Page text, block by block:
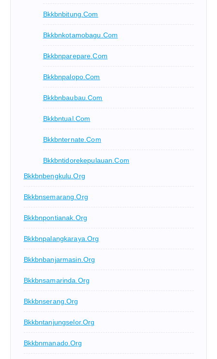
Bkkbnbitung.com
Bkkbnkotamobagu.com
Bkkbnparepare.com
Bkkbnpalopo.com
Bkkbnbaubau.com
Bkkbntual.com
Bkkbnternate.com
Bkkbntidorekepulauan.com
Bkkbnbengkulu.org
Bkkbnsemarang.org
Bkkbnpontianak.org
Bkkbnpalangkaraya.org
Bkkbnbanjarmasin.org
Bkkbnsamarinda.org
Bkkbnserang.org
Bkkbntanjungselor.org
Bkkbnmanado.org